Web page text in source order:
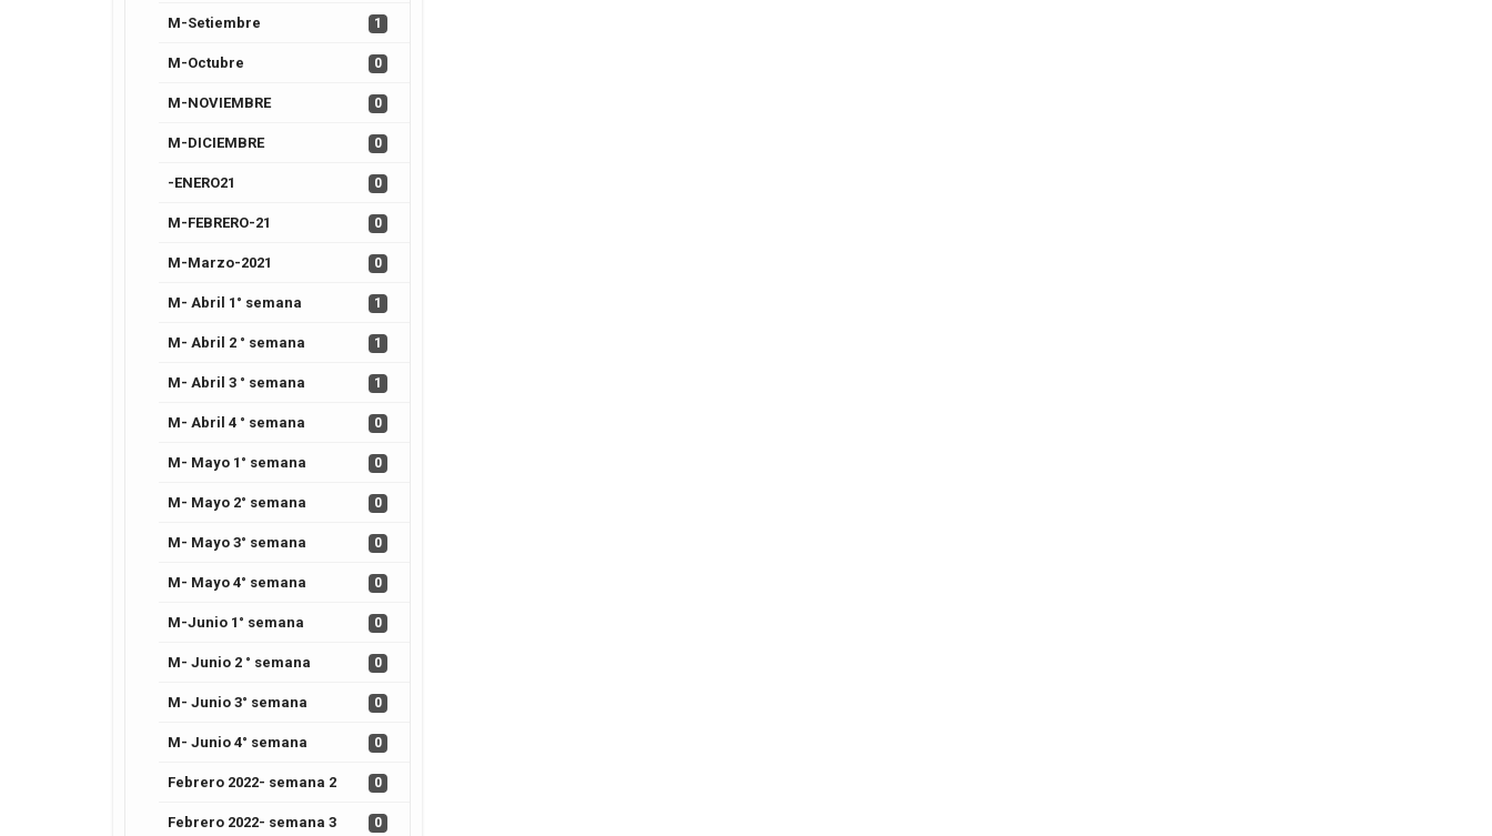
M-Setiembre 1
M-Octubre 0
M-NOVIEMBRE 0
M-DICIEMBRE 0
-ENERO21 0
M-FEBRERO-21 0
M-Marzo-2021 0
M- Abril 1° semana 1
M- Abril 2 ° semana 1
M- Abril 3 ° semana 1
M- Abril 4 ° semana 0
M- Mayo 1° semana 0
M- Mayo 2° semana 0
M- Mayo 3° semana 0
M- Mayo 4° semana 0
M-Junio 1° semana 0
M- Junio 2 ° semana 0
M- Junio 3° semana 0
M- Junio 4° semana 0
Febrero 2022- semana 2 0
Febrero 2022- semana 3 0